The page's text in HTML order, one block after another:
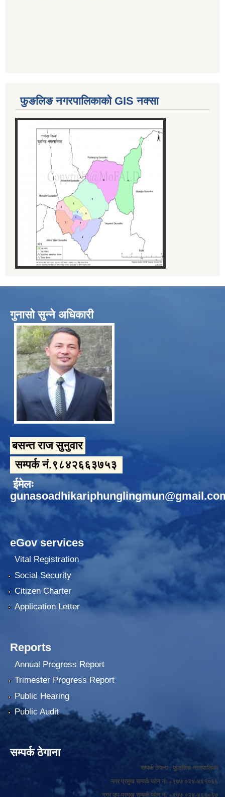
फुङलिङ नगरपालिकाको GIS नक्सा
गुनासो सुन्ने अधिकारी
बसन्त राज सुनुवार
सम्पर्क नं.९८४२६६३७५३
ईमेलः
eGov services
Vital Registration
Social Security
Citizen Charter
Application Letter
Reports
Annual Progress Report
Trimester Progress Report
Public Hearing
Public Audit
सम्पर्क ठेगाना
सम्पर्क ठेगाना : फुङलिङ नगरपालिका
नगर प्रमुख सम्पर्क फोन नं: +९७७ ०२४-४६१०६६
नगर उप-प्रमुख सम्पर्क फोन नं: +९७७ ०२४-४६१०६७